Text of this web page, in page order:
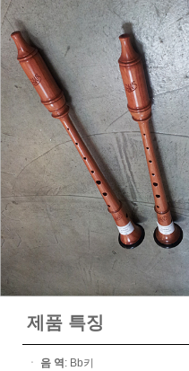
제품 특징
ㆍ 음 역 : Bb키